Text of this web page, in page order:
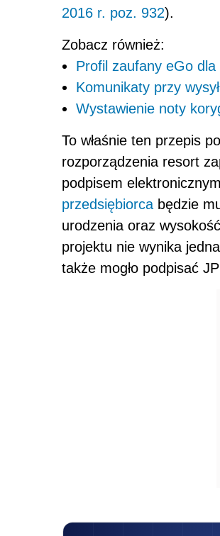
2016 r. poz. 932).
Zobacz również:
Profil zaufany eGo dla
Komunikaty przy
Wystawienie noty
To właśnie ten przepis
rozporządzenia resort
podpisem
przedsiębiorca będzie
urodzenia oraz
projektu nie wynika
także mogło podpisać